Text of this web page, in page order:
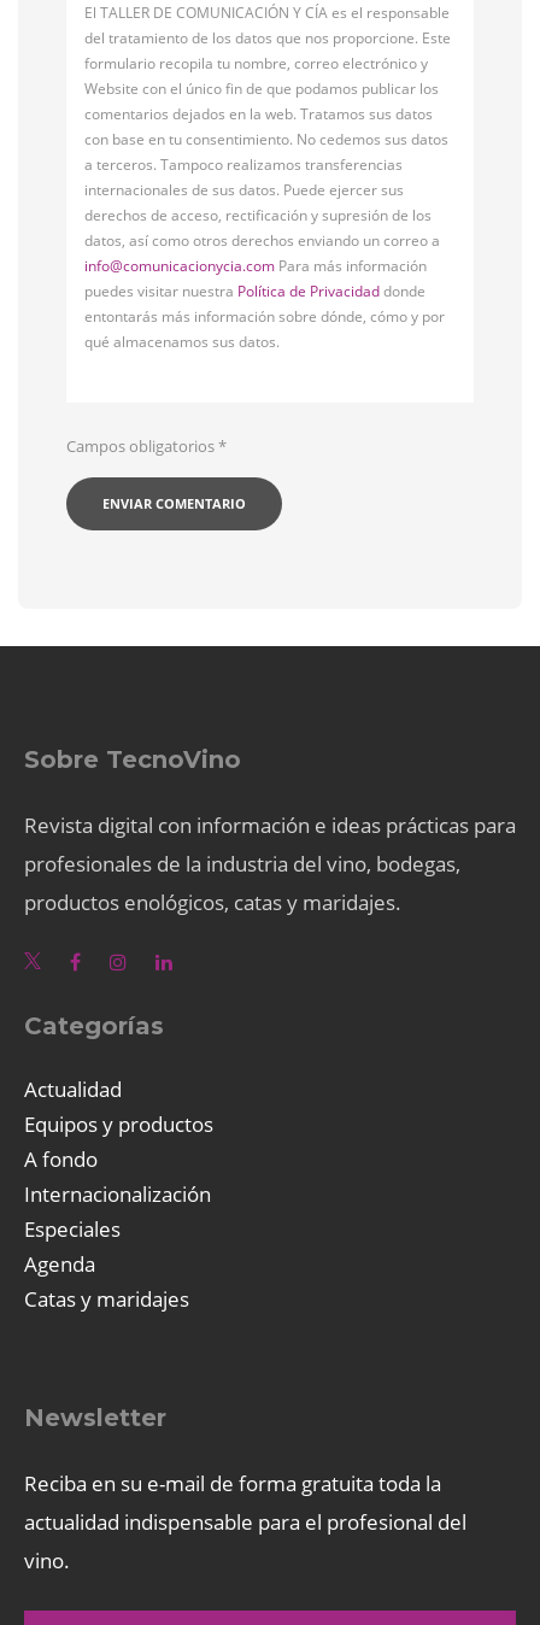
El TALLER DE COMUNICACIÓN Y CÍA es el responsable
del tratamiento de los datos que nos proporcione. Este
formulario recopila tu nombre, correo electrónico y
Website con el único fin de que podamos publicar los
comentarios dejados en la web. Tratamos sus datos
con base en tu consentimiento. No cedemos sus datos
a terceros. Tampoco realizamos transferencias
internacionales de sus datos. Puede ejercer sus
derechos de acceso, rectificación y supresión de los
datos, así como otros derechos enviando un correo a
info@comunicacionycia.com Para más información
puedes visitar nuestra Política de Privacidaddonde
entontarás más información sobre dónde, cómo y por
qué almacenamos sus datos.
Campos obligatorios*
Sobre TecnoVino
Revista digital con información e ideas prácticas para
profesionales de la industria del vino, bodegas,
productos enológicos, catas y maridajes.
Categorías
Actualidad
Equipos y productos
A fondo
Internacionalización
Especiales
Agenda
Catas y maridajes
Newsletter
Reciba en su e-mail de forma gratuita toda la
actualidad indispensable para el profesional del
vino.